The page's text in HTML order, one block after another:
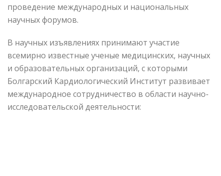
проведение международных и национальных
научных форумов.
В научных изъявлениях принимают участие
всемирно известные ученые медицинских, научных
и образовательных организаций, с которыми
Болгарский Кардиологический Институт развивает
международное сотрудничество в области научно-
исследовательской деятельности: